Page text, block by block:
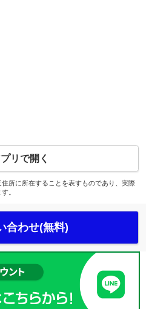
リで開く
所に所在することを表すものであり、実際
。
合わせ(無料)